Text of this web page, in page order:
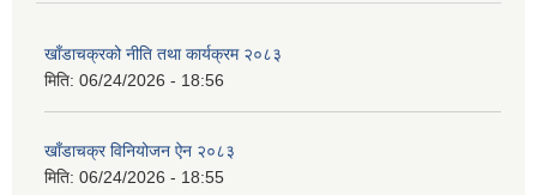
खाँडाचक्रको नीति तथा कार्यक्रम २०८३
मिति: 06/24/2026 - 18:56
खाँडाचक्र विनियोजन ऐन २०८३
मिति: 06/24/2026 - 18:55